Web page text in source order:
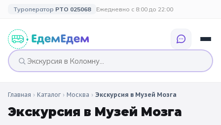
Туроператор РТО 025068 Ежедневно с 8:00 до 22:00
Все праздники
🗓️ ПО КАНИКУЛАМ
🎉 СОБЫТИЙНЫЕ
ТУРЫ
Главная › Каталог › Москва › Экскурсия в Музей Мозга
Экскурсия в Музей Мозга